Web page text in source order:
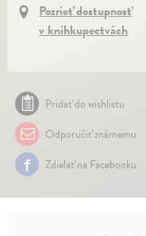
Pozrieť dostupnosť
v kníhkupectvách
Pridať do wishlistu
Odporučiť známemu
Zdielať na Facebooku